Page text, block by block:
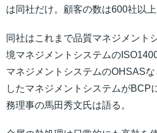
は同社だけ。顧客の数は600社以
同社はこれまで品質マネジメント
境マネジメントシステムの
マネジメントシステムのOHSAS
したマネジメントシステムがBCP
務理事の馬田秀文氏は語る。